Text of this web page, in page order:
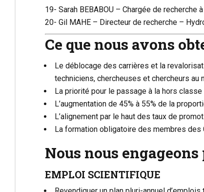
19- Sarah BEBABOU – Chargée de recherche
20- Gil MAHE – Directeur de recherche –
Ce que nous avons
Le déblocage des carrières et la
techniciens, chercheuses et chercheurs
La priorité pour le passage à la hors
L’augmentation de 45% à 55% de la
L’alignement par le haut des taux de
La formation obligatoire des membres des
Nous nous engageons
EMPLOI SCIENTIFIQUE